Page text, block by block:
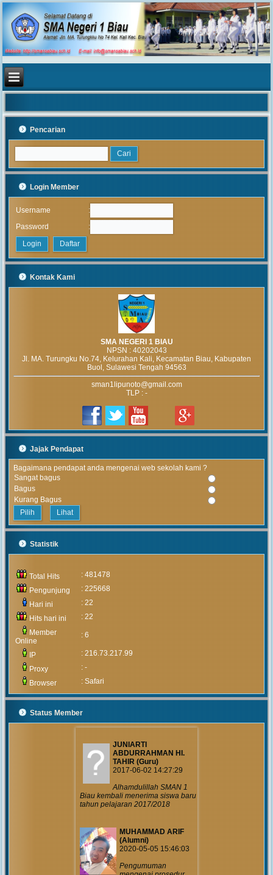
Pencarian
Login Member
Username
:
Password
:
Kontak Kami
SMA NEGERI 1 BIAU
NPSN : 40202043
Jl. MA. Turungku No.74, Kelurahan Kali, Kecamatan Biau, Kabupaten
Buol, Sulawesi Tengah 94563
sman1lipunoto@gmail.com
TLP : -
Jajak Pendapat
Bagaimana pendapat anda mengenai web sekolah kami ?
Sangat bagus
Bagus
Kurang Bagus
Lihat
Statistik
Total Hits
: 481478
Pengunjung
: 225668
Hari ini
: 22
Hits hari ini
: 22
Member
Online
: 6
IP
: 216.73.217.99
Proxy
: -
Browser
: Safari
Status Member
MUHAMMAD ARIF
(Alumni)
2018-12-05 10:42:02
Get prepared to be
amazed of the 21st
century educational system!
JUNIARTI
tahun pelajaran 2017/2018
MUHAMMAD ARIF
dan teknis penerimaan peserta
didik baru tahun 2020 akan
diumumkan setelah rapat
pembahasan hal tersebut yang
akan...
Get prepared to be
century educational system!
JUNIARTI
ABDURRAHMAN HI.
TAHIR (Guru)
2017-06-02 14:27:29
Alhamdulillah SMAN 1
Biau kembali menerima siswa baru
tahun pelajaran 2017/2018
MUHAMMAD ARIF
(Alumni)
2020-05-05 15:46:03
Pengumuman